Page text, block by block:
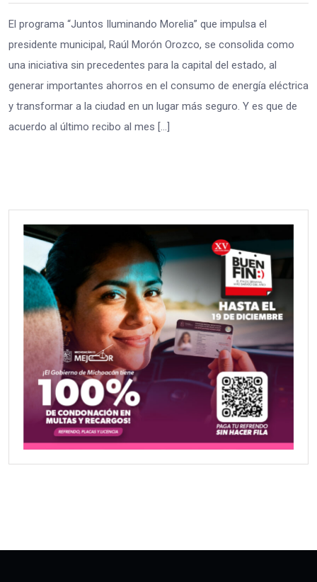
El programa “Juntos Iluminando Morelia” que impulsa el
presidente municipal, Raúl Morón Orozco, se consolida como
una iniciativa sin precedentes para la capital del estado, al
generar importantes ahorros en el consumo de energía eléctrica
y transformar a la ciudad en un lugar más seguro. Y es que de
acuerdo al último recibo al mes […]